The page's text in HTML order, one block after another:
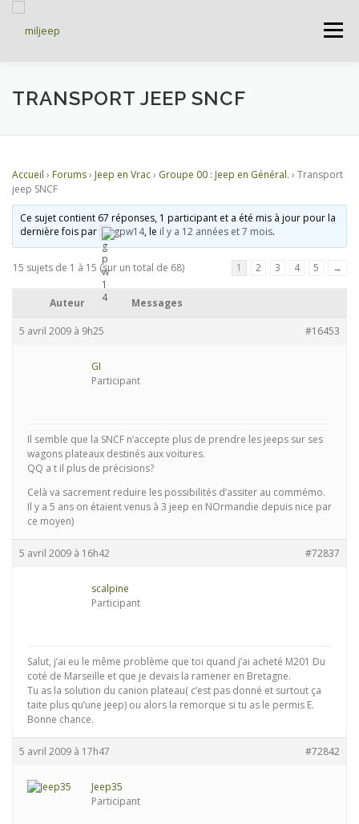
Menu
ACCUEIL ARTICLES PETITES ANNONCES
DOCUMENTATIONS FORUMS S’INSCRIRE
CONNEXION
TRANSPORT JEEP SNCF
Accueil › Forums› Jeep en Vrac› Groupe 00 : Jeep en Général. › Transport
jeep SNCF
Ce sujet contient 67 réponses, 1 participant et a été mis à jour pour la
dernière fois par
gpw14, le il y a 12 années et 7 mois.
15 sujets de 1 à 15 (sur un total de 68) 1 2 3 4 5 →
Auteur Messages
5 avril 2009 à 9h25 #16453
GI
Participant
Il semble que la SNCF n’accepte plus de prendre les jeeps sur ses
wagons plateaux destinés aux voitures.
QQ a t il plus de précisions?
Celà va sacrement reduire les possibilités d’assiter au commémo.
Il y a 5 ans on étaient venus à 3 jeep en NOrmandie depuis nice par
ce moyen)
5 avril 2009 à 16h42 #72837
scalpine
Participant
Salut, j’ai eu le même problème que toi quand j’ai acheté M201 Du
coté de Marseille et que je devais la ramener en Bretagne.
Tu as la solution du canion plateau( c’est pas donné et surtout ça
taite plus qu’une jeep) ou alors la remorque si tu as le permis E.
Bonne chance.
5 avril 2009 à 17h47 #72842
Jeep35
Participant